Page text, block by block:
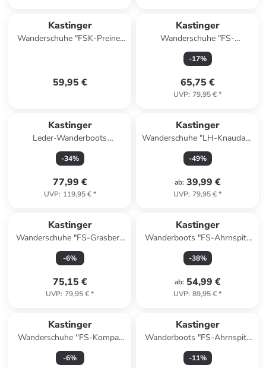
Kastinger
Wanderschuhe "FSK-Preiner
59,95 €
Kastinger
Wanderschuhe "FS-
AHRNSPITZ LOW KTX" in
Orange/ Blau
-17%
65,75 €
UVP: 79,95 €*
Kastinger
Leder-Wanderboots
"Pfälzerwald25" in Braun/
Beige
-34%
77,99 €
UVP: 119,95 €*
Kastinger
Wanderschuhe "LH-Knaudach
Low KTX" in Schwarz/ Grau
-49%
ab: 39,99 €
UVP: 79,95 €*
Kastinger
Wanderschuhe "FS-Grasberg
Low KTX" in Lila
-6%
75,15 €
UVP: 79,95 €*
Kastinger
Wanderboots "FS-Ahrnspitz
Mid KTX" in Schwarz
-38%
ab: 54,99 €
UVP: 89,95 €*
Kastinger
Wanderschuhe ''FS-Kompar
low KTX'' in Grün/ Orange
-6%
Kastinger
Wanderboots "FS-Ahrnspitz
Mid KTX" in Oliv/ Orange
-11%